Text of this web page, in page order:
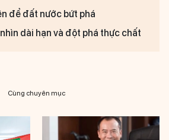
để đất nước bứt phá
dài hạn và đột phá thực chất
Cùng chuyên mục